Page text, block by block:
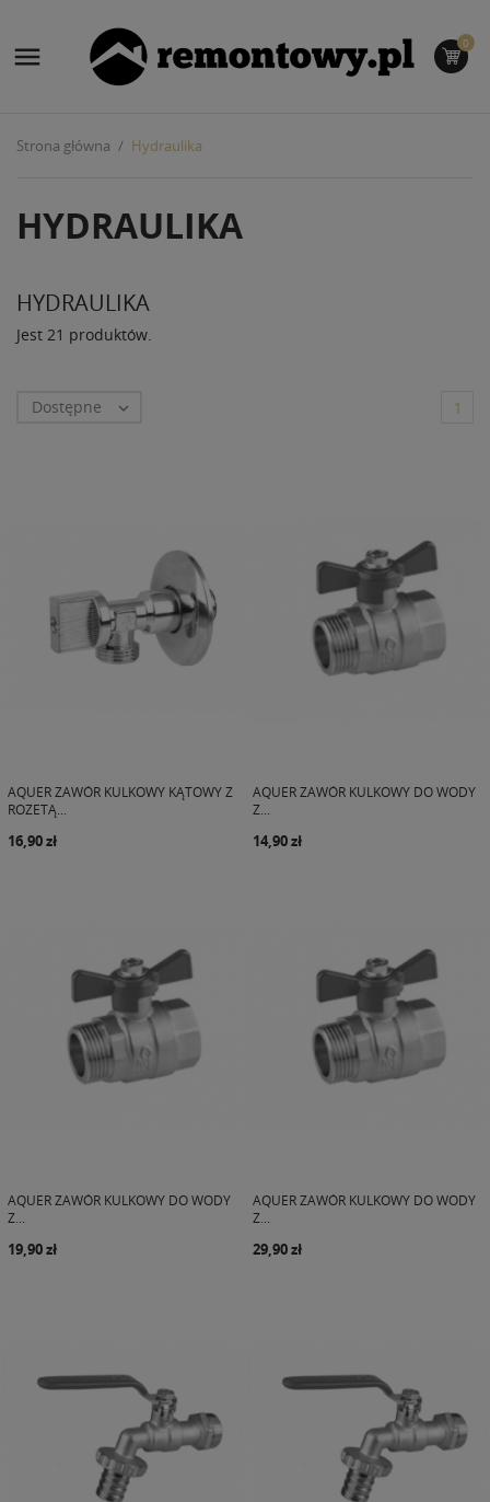
 0
Strona główna Hydraulika
HYDRAULIKA
HYDRAULIKA
Jest 21 produktów.
Dostępne  1
AQUER ZAWÓR KULKOWY KĄTOWY Z
ROZETĄ...
16,90 zł
AQUER ZAWÓR KULKOWY DO WODY
Z...
14,90 zł
AQUER ZAWÓR KULKOWY DO WODY
Z...
19,90 zł
AQUER ZAWÓR KULKOWY DO WODY
Z...
29,90 zł